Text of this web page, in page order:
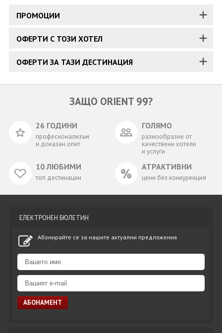
ПРОМОЦИИ
ОФЕРТИ С ТОЗИ ХОТЕЛ
ОФЕРТИ ЗА ТАЗИ ДЕСТИНАЦИЯ
ЗАЩО ORIENT 99?
26 ГОДИНИ
професионализъм
и доказан опит
ГОЛЯМО
разнообразие от
качествени хотели
и услуги
10 ЛЮБИМИ
топ дестинации
АТРАКТИВНИ
цени без конкуренция
ЕЛЕКТРОНЕН БЮЛЕТИН
Абонирайте се за нашите актуални предложения